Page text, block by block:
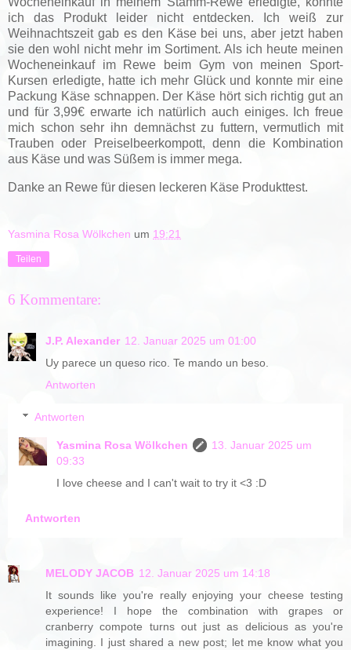
ich das Produkt leider nicht entdecken. Ich weiß zur
Weihnachtszeit gab es den Käse bei uns, aber jetzt haben
sie den wohl nicht mehr im Sortiment. Als ich heute meinen
Wocheneinkauf im Rewe beim Gym von meinen Sport-
Kursen erledigte, hatte ich mehr Glück und konnte mir eine
Packung Käse schnappen. Der Käse hört sich richtig gut an
und für 3,99€ erwarte ich natürlich auch einiges. Ich freue
mich schon sehr ihn demnächst zu futtern, vermutlich mit
Trauben oder Preiselbeerkompott, denn die Kombination
aus Käse und was Süßem is immer mega.
Danke an Rewe für diesen leckeren Käse Produkttest.
Yasmina Rosa Wölkchen um 19:21
Teilen
6 Kommentare:
J.P. Alexander 12. Januar 2025 um 01:00
Uy parece un queso rico. Te mando un beso.
Antworten
Antworten
Yasmina Rosa Wölkchen
13. Januar 2025 um
09:33
I love cheese and I can't wait to try it <3 :D
Antworten
MELODY JACOB 12. Januar 2025 um 14:18
It sounds like you're really enjoying your cheese testing
experience! I hope the combination with grapes or
cranberry compote turns out just as delicious as you're
imagining. I just shared a new post; let me know what you